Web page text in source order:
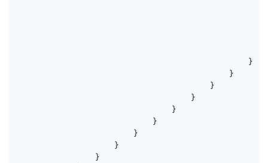
                                                }
                                            }
                                        }
                                    }
                                }
                            }
                        }
                    }
                }